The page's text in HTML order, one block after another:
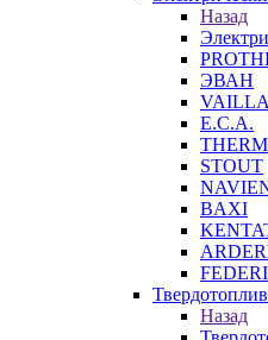
Назад
ЭВАН
E.C.A.
STOUT
BAXI
Назад